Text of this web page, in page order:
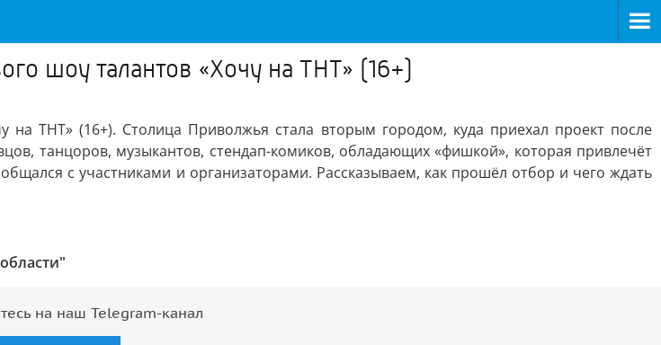
шоу талантов «Хочу на ТНТ» (16+)
ТНТ» (16+). Столица Приволжья стала вторым городом, куда приехал проект после
танцоров, музыкантов, стендап-комиков, обладающих «фишкой», которая привлечёт
с участниками и организаторами. Рассказываем, как прошёл отбор и чего ждать
на наш Telegram-канал